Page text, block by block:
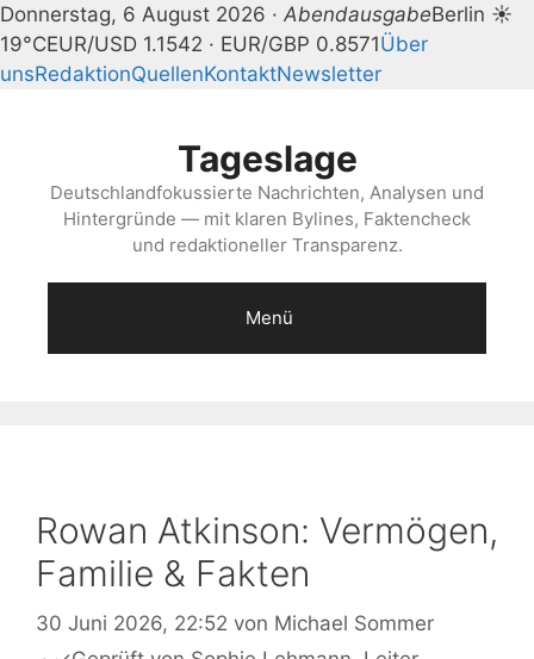
Donnerstag, 6 August 2026 · AbendausgabeBerlin ☀
19°CEUR/USD 1.1542 · EUR/GBP 0.8571Über
unsRedaktionQuellenKontaktNewsletter
Tageslage
Deutschlandfokussierte Nachrichten, Analysen und
Hintergründe — mit klaren Bylines, Faktencheck
und redaktioneller Transparenz.
Menü
Rowan Atkinson: Vermögen,
Familie & Fakten
30 Juni 2026, 22:52 von Michael Sommer